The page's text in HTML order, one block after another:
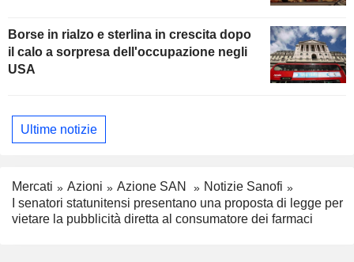
Borse in rialzo e sterlina in crescita dopo
il calo a sorpresa dell'occupazione negli
USA
Ultime notizie
Mercati Azioni Azione SAN
Notizie Sanofi
I senatori statunitensi presentano una proposta di legge per
vietare la pubblicità diretta al consumatore dei farmaci